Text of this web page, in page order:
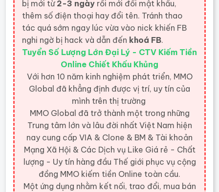
bị mới từ 2-3 ngày rồi mới đổi mật khẩu,
thêm số điện thoại hay đổi tên. Tránh thao
tác quá sớm ngay lúc vừa vào nick khiến FB
nghi ngờ bị hack và dẫn đến khoá FB.
Tuyển Số Lượng Lớn Đại Lý - CTV Kiếm Tiền
Online Chiết Khấu Khủng
Với hơn 10 năm kinh nghiệm phát triển, MMO
Global đã khẳng định được vị trí, uy tín của
mình trên thị trường
MMO Global đã trở thành một trong những
Trung tâm lớn và lâu đời nhất Việt Nam hiện
nay cung cấp VIA & Clone & BM & Tài khoản
Mạng Xã Hội & Các Dịch vụ Like Giá rẻ - Chất
lượng - Uy tín hàng đầu Thế giới phục vụ cộng
đồng MMO kiếm tiền Online toàn cầu.
Một ứng dụng nhằm kết nối, trao đổi, mua bán